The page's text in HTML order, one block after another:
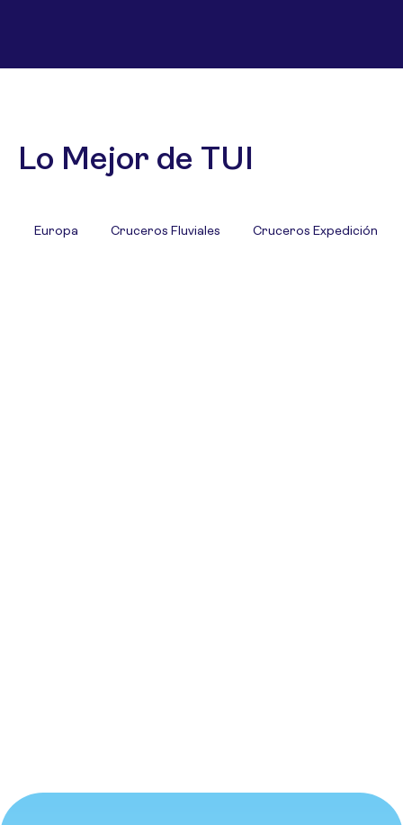
Lo Mejor de TUI
Europa Cruceros Fluviales Cruceros Expedición